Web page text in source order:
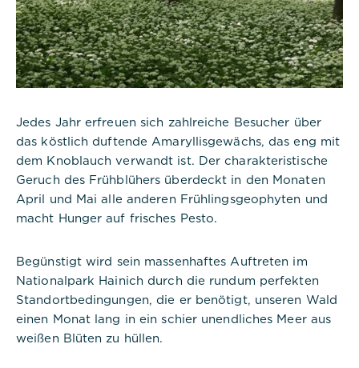
Jedes Jahr erfreuen sich zahlreiche Besucher über
das köstlich duftende Amaryllisgewächs, das eng mit
dem Knoblauch verwandt ist. Der charakteristische
Geruch des Frühblühers überdeckt in den Monaten
April und Mai alle anderen Frühlingsgeophyten und
macht Hunger auf frisches Pesto.
Begünstigt wird sein massenhaftes Auftreten im
Nationalpark Hainich durch die rundum perfekten
Standortbedingungen, die er benötigt, unseren Wald
einen Monat lang in ein schier unendliches Meer aus
weißen Blüten zu hüllen.